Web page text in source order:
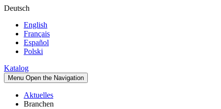
Deutsch
English
Français
Español
Polski
Katalog
Menu Open the Navigation
Aktuelles
Branchen